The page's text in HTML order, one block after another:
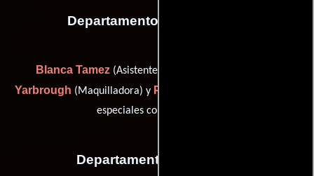
Departamento de maquillaje
Blanca Tamez(Asistente de maquillaje),
Yarbrough (Maquilladora) y Phillip D. Yarbrough
especiales con maquillaje)
Departamento de musica